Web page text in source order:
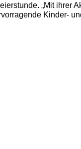
„Mit ihrer
Kinder-